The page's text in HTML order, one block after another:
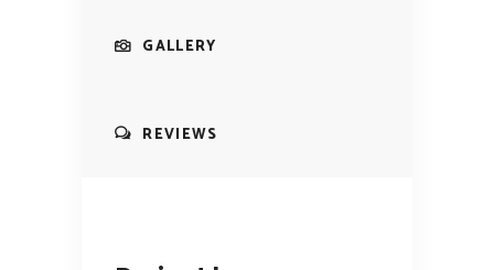
GALLERY
REVIEWS